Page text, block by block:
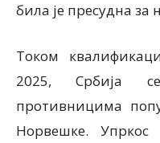
била је пресудна
Током
2025, Србија
противницима
Норвешке. Упркос